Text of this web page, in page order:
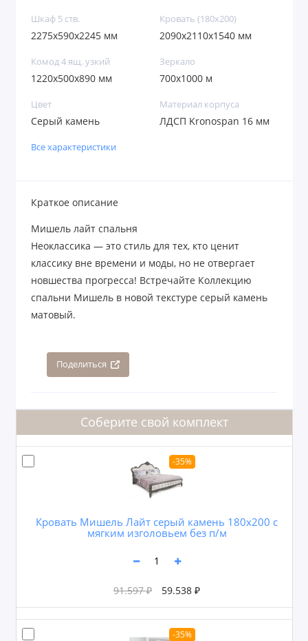
Шкаф 5 ств.
2275x590x2245 мм
Кровать (180х200)
2090х2110x1540 мм
Комод 4 ящ. узкий
1220x500x890 мм
Зеркало
700х1000 м
Цвет
Серый камень
Материал корпуса
ЛДСП Kronospan 16 мм
Все характеристики
Краткое описание
Мишель лайт спальня
Неоклассика — это стиль для тех, кто ценит
классику вне времени и моды, но не отвергает
новшества прогресса! Встречайте Коллекцию
спальни Мишель в новой текстуре серый камень
матовый.
Поделиться
Соберите свой комплект
-35%
Кровать Мишель Лайт серый камень 180х200 с
мягким изголовьем без п/м
91.597 ₽ 59.538 ₽
-35%